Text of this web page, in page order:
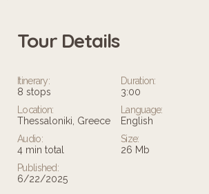
Tour Details
Itinerary:
8 stops
Duration:
3:00
Location:
Thessaloniki, Greece
Language:
English
Audio:
4 min total
Size:
26 Mb
Published:
6/22/2025